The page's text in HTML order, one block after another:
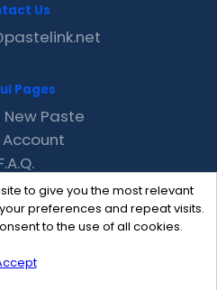
to give you the most relevant
preferences and repeat visits.
to the use of all cookies.
Us
Pages
Paste
Account